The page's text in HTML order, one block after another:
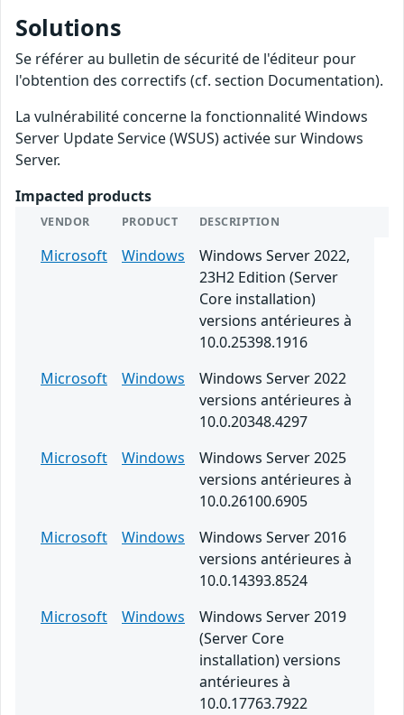
Solutions
Se référer au bulletin de sécurité de l'éditeur pour
l'obtention des correctifs (cf. section Documentation).
La vulnérabilité concerne la fonctionnalité Windows
Server Update Service (WSUS) activée sur Windows
Server.
Impacted products
VENDOR PRODUCT DESCRIPTION
Microsoft Windows
Windows Server 2022,
23H2 Edition (Server
Core installation)
versions antérieures à
10.0.25398.1916
Microsoft
Windows
Windows Server 2022
versions antérieures à
10.0.20348.4297
Microsoft
Windows
Windows Server 2025
versions antérieures à
10.0.26100.6905
Microsoft
Windows
Windows Server 2016
versions antérieures à
10.0.14393.8524
Microsoft
Windows
Windows Server 2019
(Server Core
installation) versions
antérieures à
10.0.17763.7922